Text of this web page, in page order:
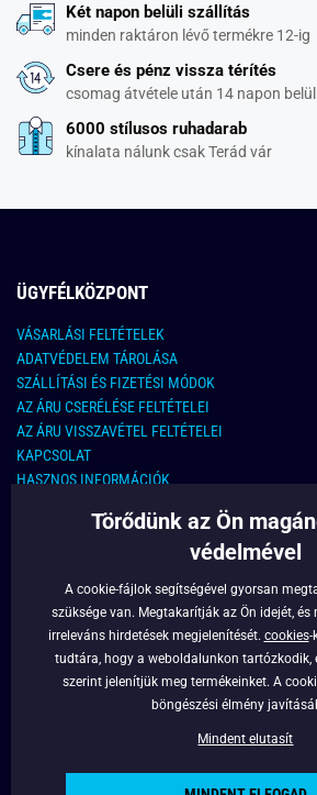
Két napon belüli szállítás
minden raktáron lévő termékre 12-ig
Csere és pénz vissza térítés
csomag átvétele után 14 napon belül
6000 stílusos ruhadarab
kínalata nálunk csak Terád vár
ÜGYFÉLKÖZPONT
VÁSARLÁSI FELTÉTELEK
ADATVÉDELEM TÁROLÁSA
SZÁLLÍTÁSI ÉS FIZETÉSI MÓDOK
AZ ÁRU CSERÉLÉSE FELTÉTELEI
AZ ÁRU VISSZAVÉTEL FELTÉTELEI
KAPCSOLAT
HASZNOS INFORMÁCIÓK
KAPCSOLAT
info@legyferfi.hu
FONTOS INFORMÁCIÓK
RÓLUNK
Törődünk az Ön
védelmével
A cookie-fájlok segítségével gyorsan
szüksége van. Megtakarítják az Ön idejét,
irreleváns hirdetések megjelenítését. cookies-
tudtára, hogy a weboldalunkon tartózkodik,
szerint jelenítjük meg termékeinket. A
böngészési élmény
Mindent elutasít